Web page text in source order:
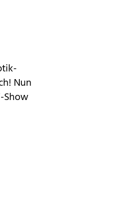
Nun
Show